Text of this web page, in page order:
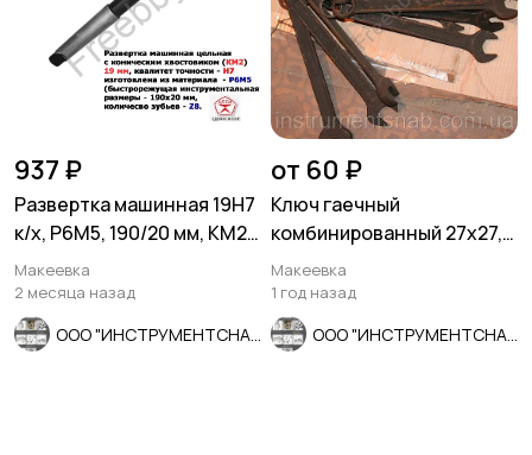
937 ₽
Развертка машинная 19Н7
к/х, Р6М5, 190/20 мм, КМ2,
Z8, ВИЗ, СССР.
Макеевка
2 месяца назад
от 60 ₽
Ключ гаечный
комбинированный 27х27,
рожково-накидной,
черный, СССР.
Макеевка
1 год назад